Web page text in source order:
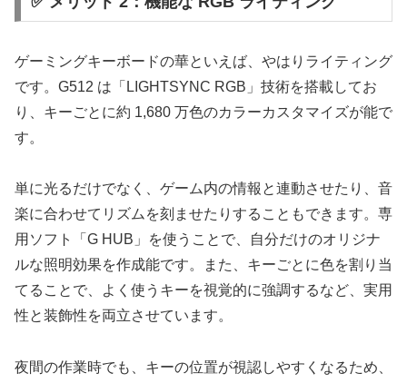
ゲーミングキーボードの華といえば、やはりライティング
です。G512 は「LIGHTSYNC RGB」技術を搭載してお
り、キーごとに約 1,680 万色のカラーカスタマイズが能で
す。
単に光るだけでなく、ゲーム内の情報と連動させたり、音
楽に合わせてリズムを刻ませたりすることもできます。専
用ソフト「G HUB」を使うことで、自分だけのオリジナ
ルな照明効果を作成能です。また、キーごとに色を割り当
てることで、よく使うキーを視覚的に強調するなど、実用
性と装飾性を両立させています。
夜間の作業時でも、キーの位置が視認しやすくなるため、